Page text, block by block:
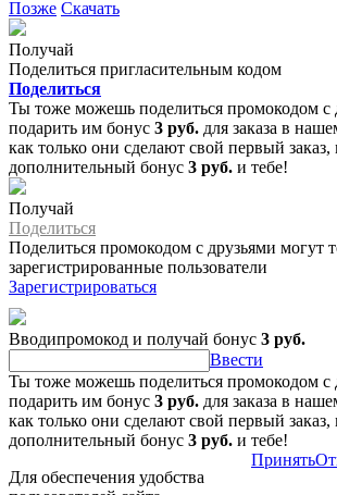
Позже Скачать
Получай
Поделиться пригласительным кодом
Поделиться
Ты тоже можешь поделиться промокодом с
подарить им бонус 3 руб. для заказа в
как только они сделают свой первый
дополнительный бонус 3 руб. и тебе!
Получай
Поделиться
Поделиться промокодом с друзьями могут
зарегистрированные пользователи
Зарегистрироваться
Вводипромокод и получай бонус 3 руб.
Ввести
Ты тоже можешь поделиться промокодом с
подарить им бонус 3 руб. для заказа в
как только они сделают свой первый
дополнительный бонус 3 руб. и тебе!
Для обеспечения удобства
Принять